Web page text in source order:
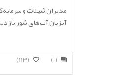
مدیران شیلات و
آبزیان آب‌های شور
(113) (0)